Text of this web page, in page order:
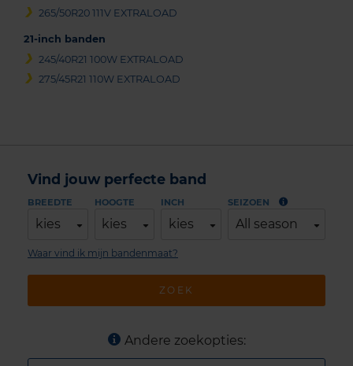
265/50R20 111V EXTRALOAD
21-inch banden
245/40R21 100W EXTRALOAD
275/45R21 110W EXTRALOAD
Vind jouw perfecte band
BREEDTE
kies
HOOGTE
kies
INCH
kies
SEIZOEN
All season
ZOEK
Waar vind ik mijn bandenmaat?
Andere zoekopties: